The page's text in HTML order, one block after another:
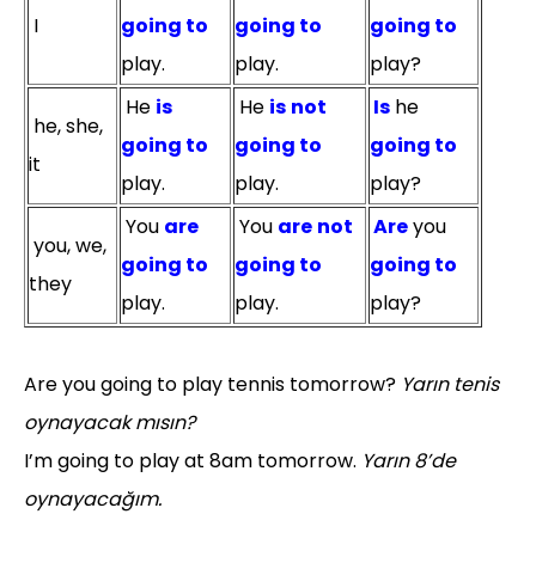
I
going to
play.
going to
play.
going to
play?
he, she,
it
He is
going to
play.
He is not
going to
play.
Is he
going to
play?
you, we,
they
You are
going to
play.
You are not
going to
play.
Areyou
going to
play?
Are you going to play tennis tomorrow? Yarın tenis
oynayacak mısın?
I’m going to play at 8am tomorrow. Yarın 8’de
oynayacağım.